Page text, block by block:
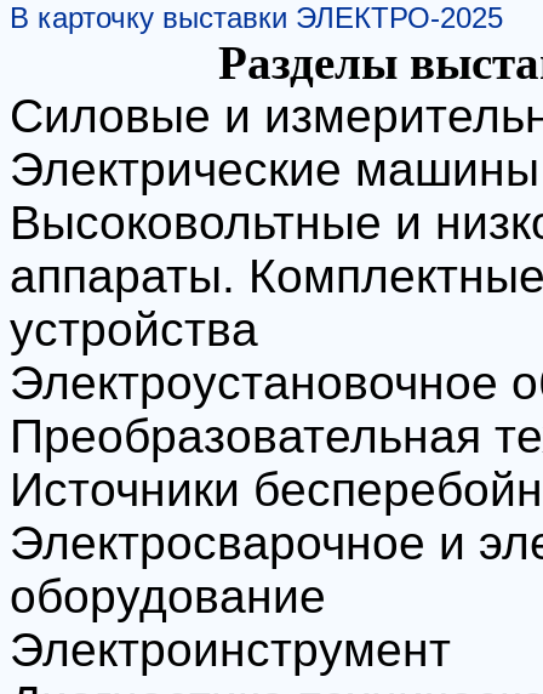
В карточку выставки ЭЛЕКТРО-2025
Разделы
Силовые и
Электрические
Высоковольтные и
аппараты.
устройства
Электроустановочное
Преобразовательная
Источники
Электросварочное и
оборудование
Электроинструмент